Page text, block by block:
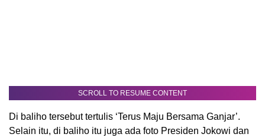
SCROLL TO RESUME CONTENT
Di baliho tersebut tertulis ‘Terus Maju Bersama Ganjar’.
Selain itu, di baliho itu juga ada foto Presiden Jokowi dan